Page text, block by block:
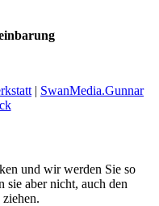
| SwanMedia.Gunnar
und wir werden Sie so
sie aber nicht, auch den